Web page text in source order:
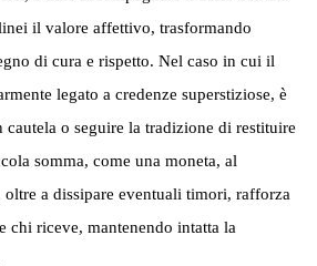
il valore affettivo, trasformando
di cura e rispetto. Nel caso in cui il
legato a credenze superstiziose, è
o seguire la tradizione di restituire
somma, come una moneta, al
oltre a dissipare eventuali timori, rafforza
chi riceve, mantenendo intatta la